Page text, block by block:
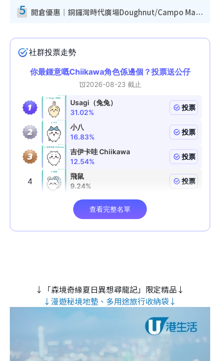
5 開倉優惠｜銅鑼灣時代廣場Doughnut/Campo Marzio開倉低至1折！背囊、書包、手袋劈價$200起
↓「森境奇緣夏日異想尋龍記」限定精品↓
↓漫遊秘境地墊、多用途旅行收納袋↓